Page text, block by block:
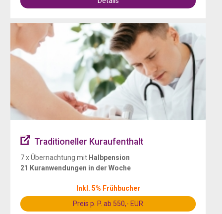
Traditioneller Kuraufenthalt
7 x Übernachtung mit Halbpension
21 Kuranwendungen in der Woche
Inkl. 5% Frühbucher
Preis p. P. ab 550,- EUR